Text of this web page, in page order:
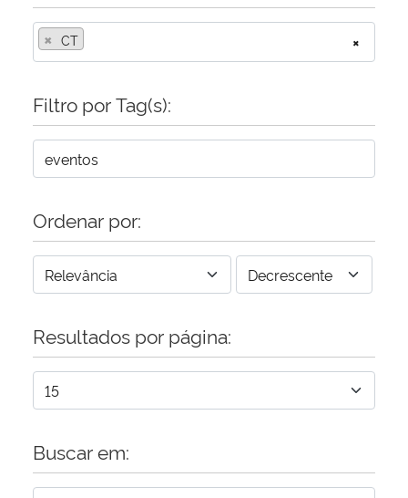
×
× CT
Filtro por Tag(s):
Ordenar por:
Resultados por página:
Buscar em: